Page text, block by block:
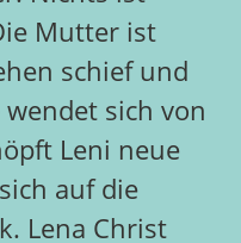
Mutter ist
schief und
sich von
Leni neue
auf die
Lena Christ